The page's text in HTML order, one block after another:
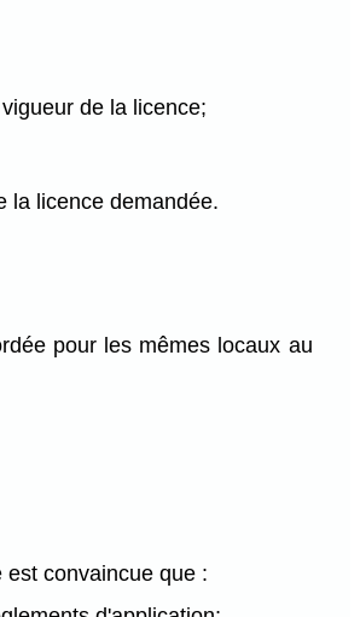
de la licence;
la licence demandée.
pour les mêmes locaux au
convaincue que :